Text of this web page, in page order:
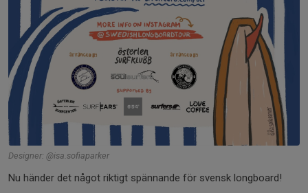
Designer: @isa.sofiaparker
Nu händer det något riktigt spännande för svensk longboard!